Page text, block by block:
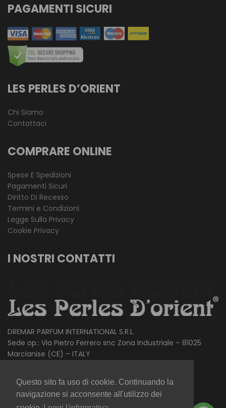
Questo sito fa uso di cookie. Continuando la
navigazione si acconsente all'utilizzo dei
PAGAMENTI SICURI
LES PERLES D’ORIENT
Chi Siamo
Contattaci
COMPRARE ONLINE
Spese E Spedizioni
Pagamenti Sicuri
Diritto Di Recesso
Termini e Condizioni
Legge Sulla Privacy
Cookie Privacy
I NOSTRI CONTATTI
DREMAR PARFUM INTERNATIONAL S.R.L.
Sede op.: Via Pietro Ferrero snc Zona Industriale – 81025
Marcianise (CE) – ITALY
Mail.info@lesperlesdorient.com